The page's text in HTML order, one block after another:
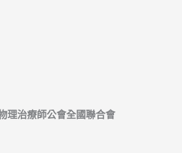
理治療師公會全國聯合會